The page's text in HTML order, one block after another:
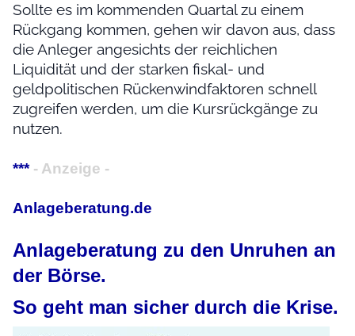
Sollte es im kommenden Quartal zu einem
Rückgang kommen, gehen wir davon aus, dass
die Anleger angesichts der reichlichen
Liquidität und der starken fiskal- und
geldpolitischen Rückenwindfaktoren schnell
zugreifen werden, um die Kursrückgänge zu
nutzen.
*** - Anzeige -
Anlageberatung.de
Anlageberatung zu den Unruhen an
der Börse.
So geht man sicher durch die Krise.